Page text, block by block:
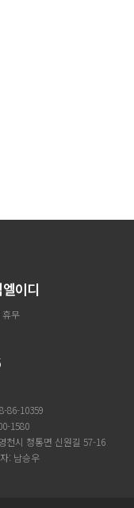
이디
휴무
86-10359
1580
천시 청통면 신원길 57-16
: 남승우